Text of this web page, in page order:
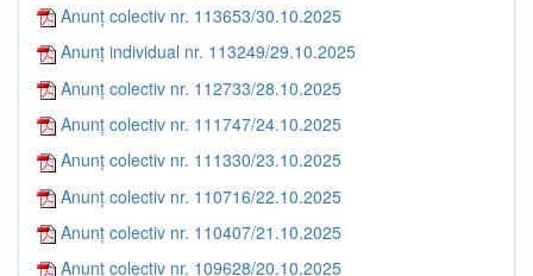
Anunț colectiv nr. 113653/30.10.2025
Anunț individual nr. 113249/29.10.2025
Anunț colectiv nr. 112733/28.10.2025
Anunț colectiv nr. 111747/24.10.2025
Anunț colectiv nr. 111330/23.10.2025
Anunț colectiv nr. 110716/22.10.2025
Anunț colectiv nr. 110407/21.10.2025
Anunț colectiv nr. 109628/20.10.2025